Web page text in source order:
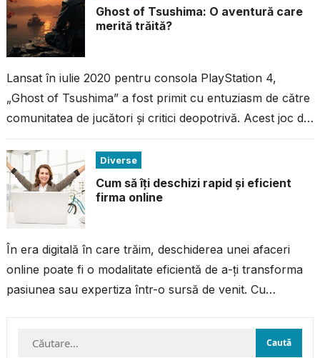
Ghost of Tsushima: O aventură care
merită trăită?
Lansat în iulie 2020 pentru consola PlayStation 4,
„Ghost of Tsushima” a fost primit cu entuziasm de către
comunitatea de jucători și critici deopotrivă. Acest joc de
Diverse
Cum să îți deschizi rapid și eficient
firma online
În era digitală în care trăim, deschiderea unei afaceri
online poate fi o modalitate eficientă de a-ți transforma
pasiunea sau expertiza într-o sursă de venit. Cu
Caută